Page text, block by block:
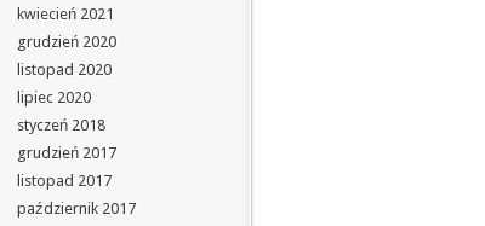
kwiecień 2021
grudzień 2020
listopad 2020
lipiec 2020
styczeń 2018
grudzień 2017
listopad 2017
październik 2017